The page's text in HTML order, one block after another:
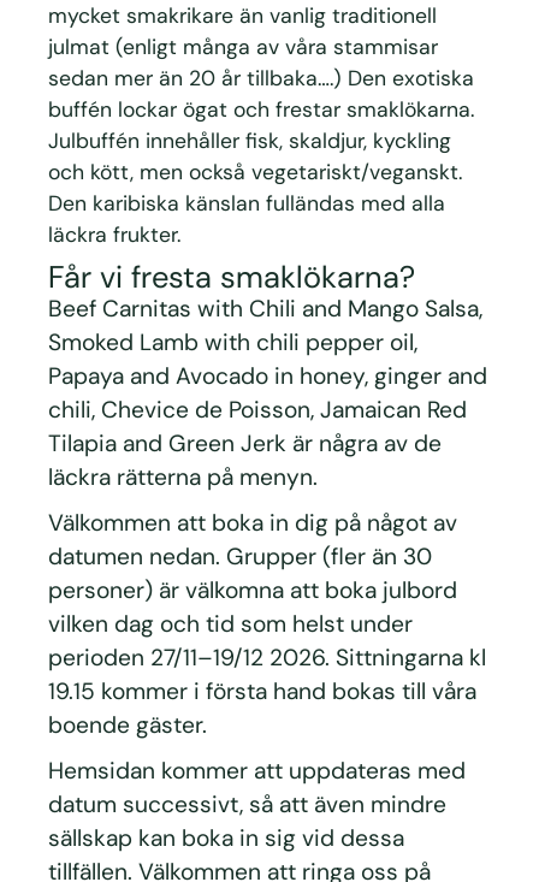
mycket smakrikare än vanlig traditionell
julmat (enligt många av våra stammisar
sedan mer än 20 år tillbaka….) Den exotiska
buffén lockar ögat och frestar smaklökarna.
Julbuffén innehåller fisk, skaldjur, kyckling
och kött, men också vegetariskt/veganskt.
Den karibiska känslan fulländas med alla
läckra frukter.
Får vi fresta smaklökarna?
Beef Carnitas with Chili and Mango Salsa,
Smoked Lamb with chili pepper oil,
Papaya and Avocado in honey, ginger and
chili, Chevice de Poisson, Jamaican Red
Tilapia and Green Jerk är några av de
läckra rätterna på menyn.
Välkommen att boka in dig på något av
datumen nedan. Grupper (fler än 30
personer) är välkomna att boka julbord
vilken dag och tid som helst under
perioden 27/11–19/12 2026. Sittningarna kl
19.15 kommer i första hand bokas till våra
boende gäster.
Hemsidan kommer att uppdateras med
datum successivt, så att även mindre
sällskap kan boka in sig vid dessa
tillfällen. Välkommen att ringa oss på